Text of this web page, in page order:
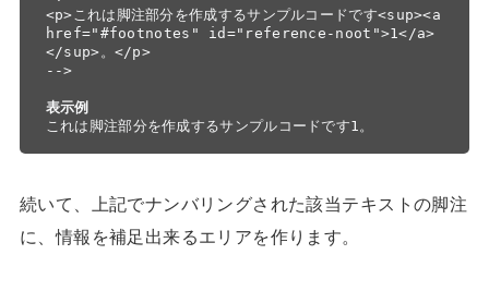
<p>これは脚注部分を作成するサンプルコードです<sup><a
href="#footnotes" id="reference-noot">1</a>
</sup>。</p>
-->
表示例
これは脚注部分を作成するサンプルコードです1。
続いて、上記でナンバリングされた該当テキストの脚注
に、情報を補足出来るエリアを作ります。